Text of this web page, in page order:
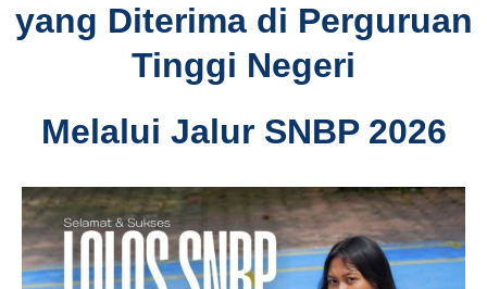
yang Diterima di Perguruan
Tinggi Negeri
Melalui Jalur SNBP 2026